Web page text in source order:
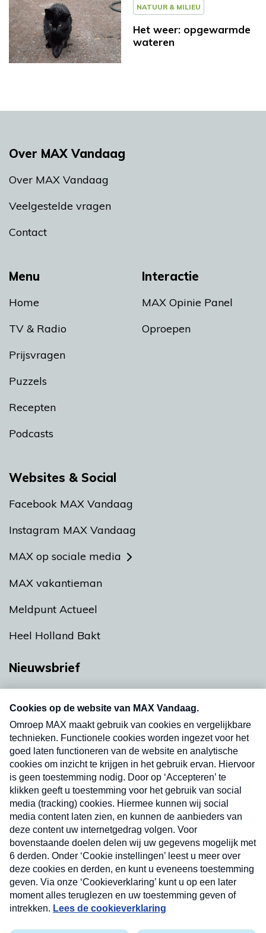
NATUUR & MILIEU
Het weer: opgewarmde
wateren
Menu
Home
TV & Radio
Prijsvragen
Puzzels
Recepten
Podcasts
Interactie
MAX Opinie Panel
Oproepen
Over MAX Vandaag
Over MAX Vandaag
Veelgestelde vragen
Contact
Websites & Social
Facebook MAX Vandaag
Instagram MAX Vandaag
MAX op sociale media
MAX vakantieman
Meldpunt Actueel
Heel Holland Bakt
Nieuwsbrief
nieuwsbrief. Elke vrijdag- en dinsdagochtend in
uw mailbox.
Verzend
Nieuwsbrief
Neem hier een gratis abonnement op onze
nieuwsbrief. Elke vrijdag- en dinsdagochtend in uw